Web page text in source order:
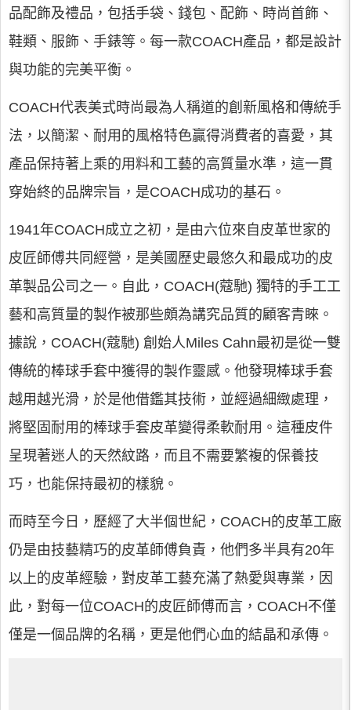
品配飾及禮品，包括手袋、錢包、配飾、時尚首飾、
鞋類、服飾、手錶等。每一款COACH產品，都是設計
與功能的完美平衡。
COACH代表美式時尚最為人稱道的創新風格和傳統手
法，以簡潔、耐用的風格特色贏得消費者的喜愛，其
產品保持著上乘的用料和工藝的高質量水準，這一貫
穿始終的品牌宗旨，是COACH成功的基石。
1941年COACH成立之初，是由六位來自皮革世家的
皮匠師傅共同經營，是美國歷史最悠久和最成功的皮
革製品公司之一。自此，COACH(蔻馳) 獨特的手工工
藝和高質量的製作被那些頗為講究品質的顧客青睞。
據說，COACH(蔻馳) 創始人Miles Cahn最初是從一雙
傳統的棒球手套中獲得的製作靈感。他發現棒球手套
越用越光滑，於是他借鑑其技術，並經過細緻處理，
將堅固耐用的棒球手套皮革變得柔軟耐用。這種皮件
呈現著迷人的天然紋路，而且不需要繁複的保養技
巧，也能保持最初的樣貌。
而時至今日，歷經了大半個世紀，COACH的皮革工廠
仍是由技藝精巧的皮革師傅負責，他們多半具有20年
以上的皮革經驗，對皮革工藝充滿了熱愛與專業，因
此，對每一位COACH的皮匠師傅而言，COACH不僅
僅是一個品牌的名稱，更是他們心血的結晶和承傳。